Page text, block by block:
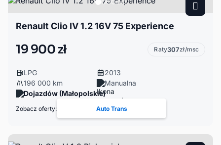
Renault Clio IV 1.2 16V 75 Experience
19 900 zł Raty307zł/msc
LPG
2013
196 000 km
Manualna
Dojazdów (Małopolskie)
Zobacz oferty: Auto Trans